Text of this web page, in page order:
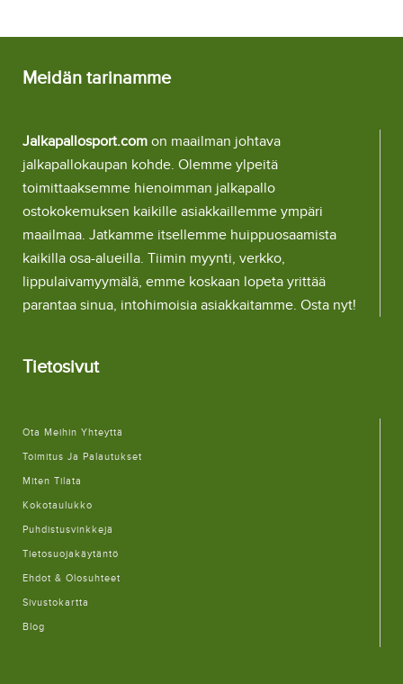
Meidän tarinamme
Jalkapallosport.com on maailman johtava
jalkapallokaupan kohde. Olemme ylpeitä
toimittaaksemme hienoimman jalkapallo
ostokokemuksen kaikille asiakkaillemme ympäri
maailmaa. Jatkamme itsellemme huippuosaamista
kaikilla osa-alueilla. Tiimin myynti, verkko,
lippulaivamyymälä, emme koskaan lopeta yrittää
parantaa sinua, intohimoisia asiakkaitamme. Osta nyt!
Tietosivut
Ota Meihin Yhteyttä
Toimitus Ja Palautukset
Miten Tilata
Kokotaulukko
Puhdistusvinkkejä
Tietosuojakäytäntö
Ehdot & Olosuhteet
Sivustokartta
Blog